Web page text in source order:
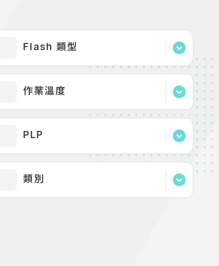
Flash 類型
3D eTLC
作業溫度
-25°C to 85°C
0°C to 70°C
PLP
FW PLP
類別